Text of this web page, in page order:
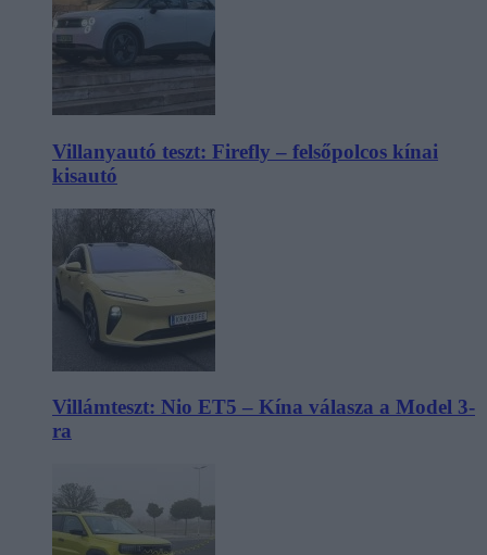
Villanyautó teszt: Firefly – felsőpolcos kínai
kisautó
Villámteszt: Nio ET5 – Kína válasza a Model 3-
ra